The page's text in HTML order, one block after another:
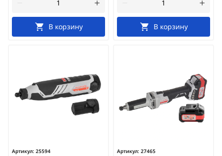
В корзину В корзину
Артикул: 25594
Артикул: 27465